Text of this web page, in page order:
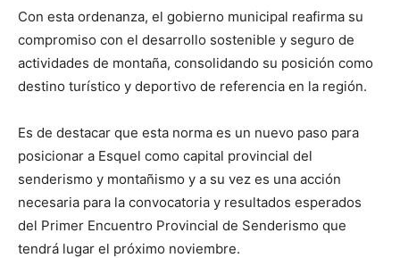
Con esta ordenanza, el gobierno municipal reafirma su
compromiso con el desarrollo sostenible y seguro de
actividades de montaña, consolidando su posición como
destino turístico y deportivo de referencia en la región.
Es de destacar que esta norma es un nuevo paso para
posicionar a Esquel como capital provincial del
senderismo y montañismo y a su vez es una acción
necesaria para la convocatoria y resultados esperados
del Primer Encuentro Provincial de Senderismo que
tendrá lugar el próximo noviembre.